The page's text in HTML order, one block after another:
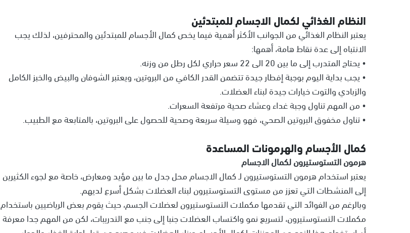
النظام الغذائي لكمال الاجسام للمبتدئين
يعتبر النظام الغذائي من الجوانب الأكثر أهمية فيما يخص كمال الأجسام للمبتدئين والمحترفين، لذلك يجب
الانتباه إلى عدة نقاط هامة، أهمها:
• يحتاج المتدرب إلى ما بين 20 الى 22 سعر حراري لكل رطل من وزنه.
• يجب بداية اليوم بوجبة إفطار جيدة تتضمن القدر الكافي من البروتين، ويعتبر الشوفان والبيض والخبز الكامل
والزبادي والتوت خيارات جيدة لبناء العضلات.
• من المهم تناول وجبة غداء وعشاء صحية مرتفعة السعرات.
• تناول مخفوق البروتين الصحي، فهو وسيلة سريعة وصحية للحصول على البروتين، بالمتابعة مع الطبيب.
كمال الأجسام والهرمونات المساعدة
هرمون التستوستيرون لكمال الاجسام
يعتبر استخدام هرمون التستوستيرون لـ كمال الاجسام محل جدل ما بين مؤيد ومعارض، خاصة مع لجوء الكثيرين
إلى المنشطات التي تعزز من مستوى التستوستيرون لبناء العضلات بشكل أسرع لديهم.
وبالرغم من الفوائد التي تقدمها مكملات التستوستيرون لعضلات الجسم، حيث يقوم بعض الرياضيين باستخدام
مكملات التستوستيرون، لتسريع نمو واكتساب العضلات جنبا إلى جنب مع التدريبات، لكن من المهم جدا معرفة